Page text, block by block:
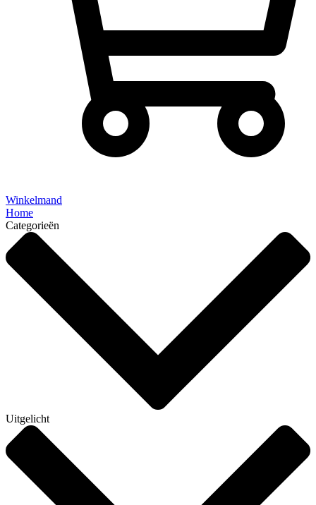
Winkelmand
Home
Categorieën
Uitgelicht